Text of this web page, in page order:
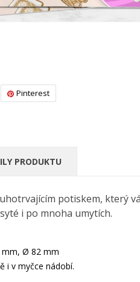
Pinterest
PRODUKTU
potiskem, který
i po mnoha umytích.
mm, Ø 82 mm
i v myčce nádobí.